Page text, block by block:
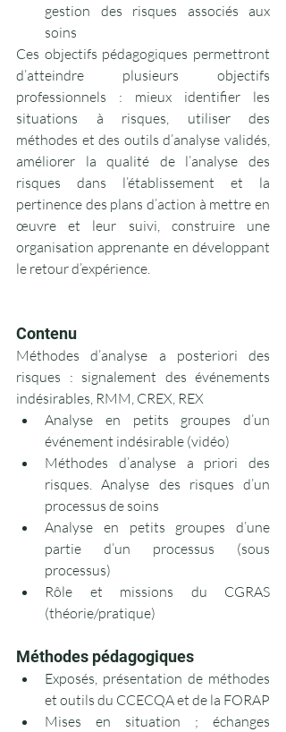
gestion des risques associés aux
soins
Ces objectifs pédagogiques permettront
d’atteindre plusieurs objectifs
professionnels : mieux identifier les
situations à risques, utiliser des
méthodes et des outils d’analyse validés,
améliorer la qualité de l’analyse des
risques dans l’établissement et la
pertinence des plans d’action à mettre en
œuvre et leur suivi, construire une
organisation apprenante en développant
le retour d’expérience.
Contenu
Méthodes d’analyse a posteriori des
risques : signalement des événements
indésirables, RMM, CREX, REX
Analyse en petits groupes d’un
événement indésirable (vidéo)
Méthodes d’analyse a priori des
risques. Analyse des risques d’un
processus de soins
Analyse en petits groupes d’une
partie d’un processus (sous
processus)
Rôle et missions du CGRAS
(théorie/pratique)
Méthodes pédagogiques
Exposés, présentation de méthodes
et outils du CCECQA et de la FORAP
Mises en situation ; échanges